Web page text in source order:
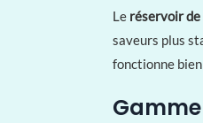
Le réservoir de
saveurs plus
fonctionne